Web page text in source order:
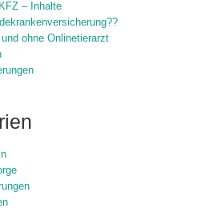
– Inhalte
ohne Onlinetierarzt